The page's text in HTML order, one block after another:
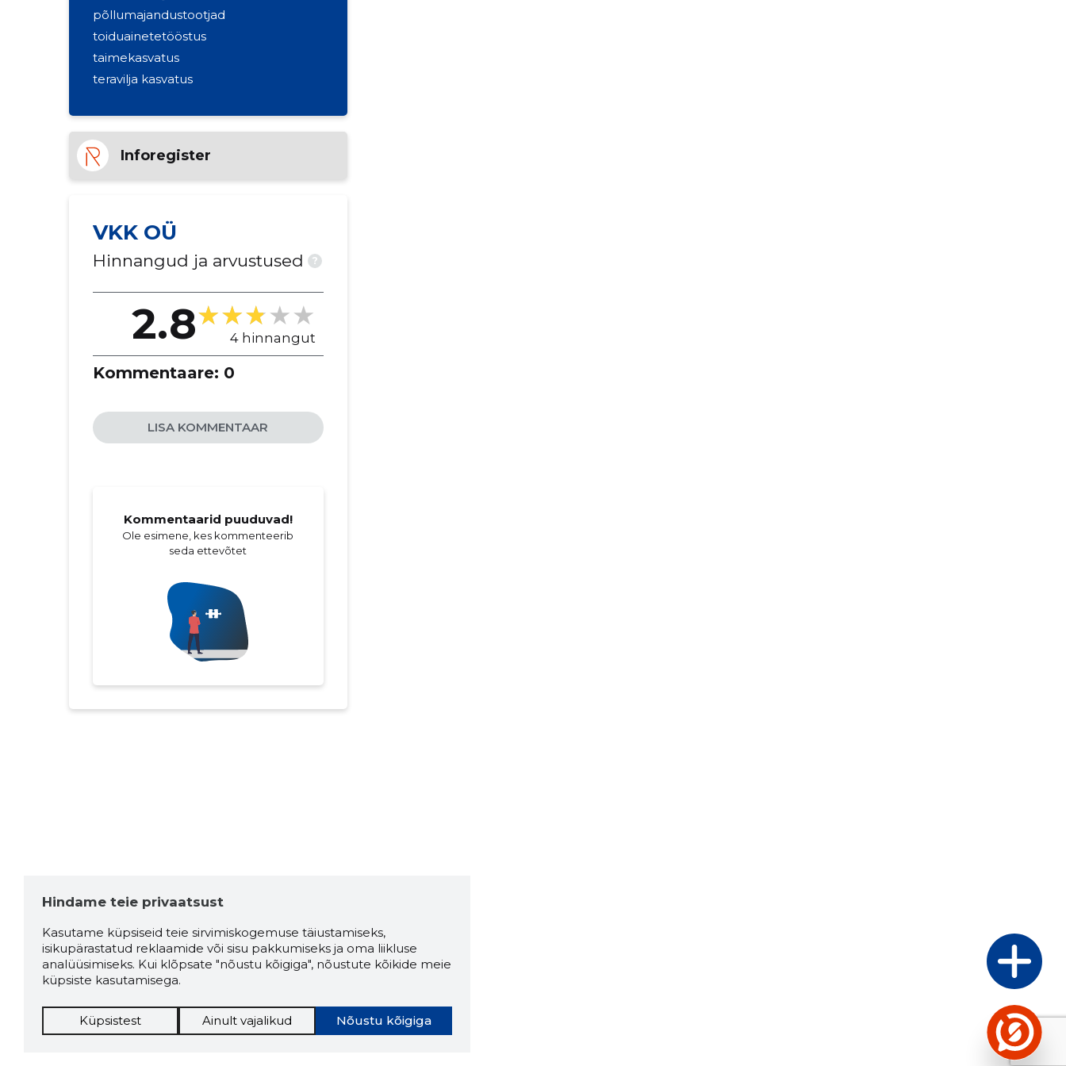
põllumajandustootjad
toiduainetetööstus
taimekasvatus
teravilja kasvatus
Inforegister
VKK OÜ
Hinnangud ja arvustused ?
2.8 4 hinnangut
Kommentaare: 0
LISA KOMMENTAAR
Kommentaarid puuduvad!
Ole esimene, kes kommenteerib
seda ettevõtet
Hindame teie privaatsust
Kasutame küpsiseid teie sirvimiskogemuse täiustamiseks,
isikupärastatud reklaamide või sisu pakkumiseks ja oma liikluse
analüüsimiseks. Kui klõpsate "nõustu kõigiga", nõustute kõikide meie
küpsiste kasutamisega.
Nõustu kõigiga
Küpsistest Ainult vajalikud